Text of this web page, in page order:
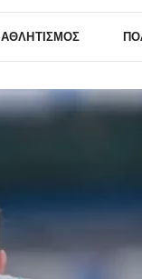
ΑΘΛΗΤΙΣΜΌΣ